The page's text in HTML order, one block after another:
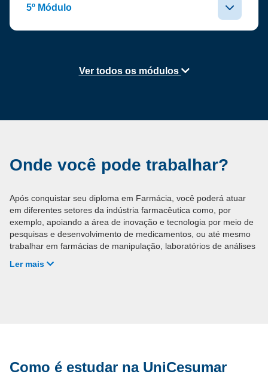
5º Módulo
Ver todos os módulos
Onde você pode trabalhar?
Após conquistar seu diploma em Farmácia, você poderá atuar
em diferentes setores da indústria farmacêutica como, por
exemplo, apoiando a área de inovação e tecnologia por meio de
pesquisas e desenvolvimento de medicamentos, ou até mesmo
trabalhar em farmácias de manipulação, laboratórios de análises
disso, você também tem a opção de abrir o seu próprio negócio
Ler mais
Como é estudar na UniCesumar